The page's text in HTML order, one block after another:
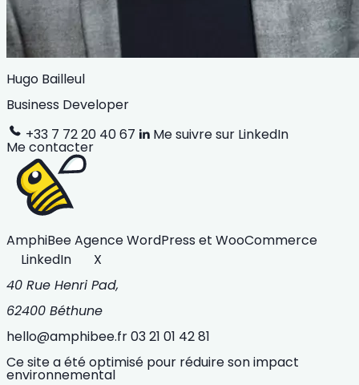
Hugo Bailleul
Business Developer
+33 7 72 20 40 67
Me suivre sur LinkedIn
Me contacter
AmphiBeeAgence WordPress et WooCommerce
LinkedIn
X
40 Rue Henri Pad,
62400 Béthune
hello@amphibee.fr03 21 01 42 81
Ce site a été optimisé pour réduire son impact
environnemental